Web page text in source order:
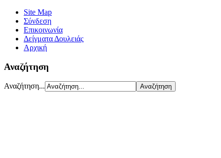
Site Map
Σύνδεση
Επικοινωνία
Δείγματα Δουλειάς
Αρχική
Αναζήτηση
Αναζήτηση...